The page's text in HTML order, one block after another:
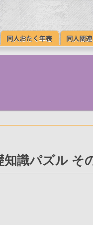
識パズル そ